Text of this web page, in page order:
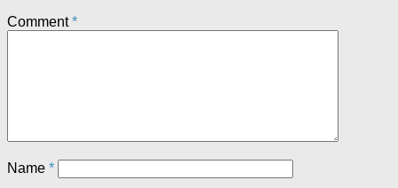
Comment*
Name *